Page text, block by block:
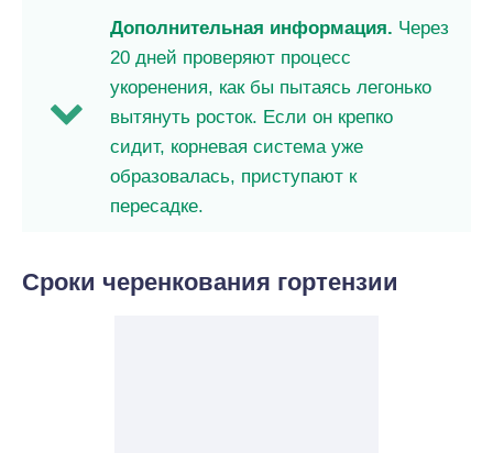
Дополнительная информация. Через
20 дней проверяют процесс
укоренения, как бы пытаясь легонько
вытянуть росток. Если он крепко
сидит, корневая система уже
образовалась, приступают к
пересадке.
Сроки черенкования гортензии